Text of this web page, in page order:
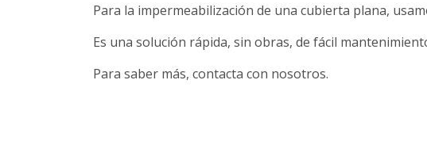
Para la impermeabilización de una cubierta plana,
Es una solución rápida, sin obras, de fácil
Para saber más, contacta con nosotros.